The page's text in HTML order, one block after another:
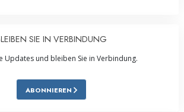
SIE IN VERBINDUNG
Updates und bleiben Sie in Verbindung.
ABONNIEREN